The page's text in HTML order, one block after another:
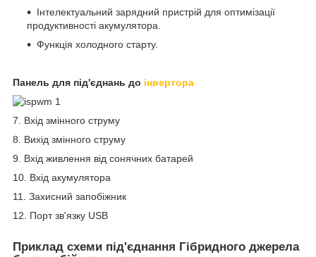
Інтелектуальний зарядний пристрій для оптимізації
продуктивності акумулятора.
Функція холодного старту.
Панель для під'єднань до інвертора
7. Вхід змінного струму
8. Вихід змінного струму
9. Вхід живлення від сонячних батарей
10. Вхід акумулятора
11. Захисний запобіжник
12. Порт зв'язку USB
Приклад схеми під'єднання Гібридного джерела